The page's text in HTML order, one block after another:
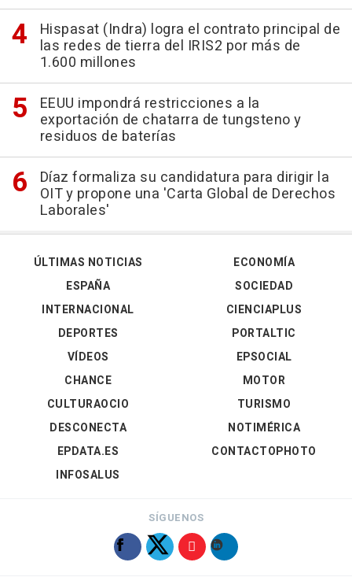
Hispasat (Indra) logra el contrato principal de
las redes de tierra del IRIS2 por más de
1.600 millones
EEUU impondrá restricciones a la
exportación de chatarra de tungsteno y
residuos de baterías
Díaz formaliza su candidatura para dirigir la
OIT y propone una 'Carta Global de Derechos
Laborales'
ÚLTIMAS NOTICIAS
ESPAÑA
INTERNACIONAL
DEPORTES
VÍDEOS
ECONOMÍA
SOCIEDAD
CIENCIAPLUS
PORTALTIC
EPSOCIAL
CHANCE
CULTURAOCIO
DESCONECTA
EPDATA.ES
INFOSALUS
MOTOR
TURISMO
NOTIMÉRICA
CONTACTOPHOTO
SÍGUENOS